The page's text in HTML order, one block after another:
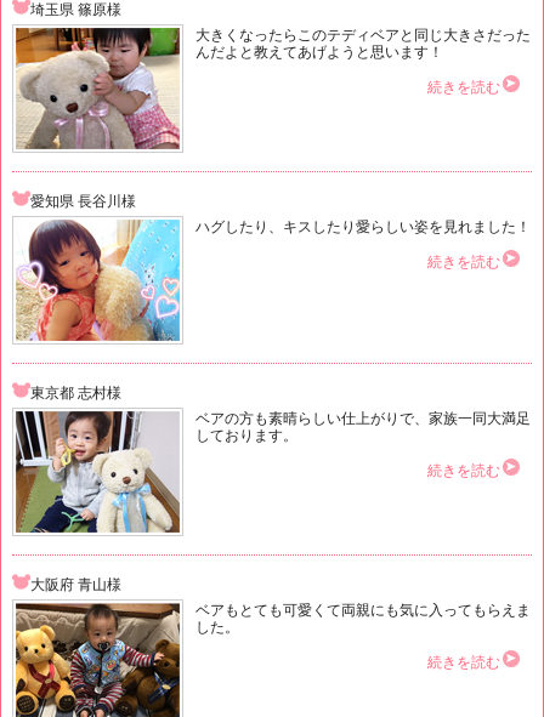
埼玉県 篠原様
大きくなったらこのテディベアと同じ大きさだった
んだよと教えてあげようと思います！
続きを読む
愛知県 長谷川様
ハグしたり、キスしたり愛らしい姿を見れました！
続きを読む
東京都 志村様
ベアの方も素晴らしい仕上がりで、家族一同大満足
しております。
続きを読む
大阪府 青山様
ベアもとても可愛くて両親にも気に入ってもらえま
した。
続きを読む